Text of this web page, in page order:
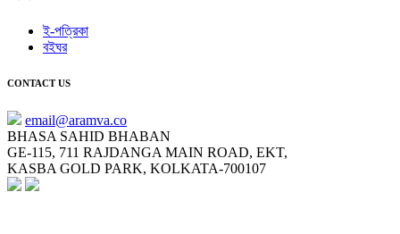
ই-পত্রিকা
বইঘর
CONTACT US
email@aramva.co
BHASA SAHID BHABAN
GE-115, 711 RAJDANGA MAIN ROAD, EKT,
KASBA GOLD PARK, KOLKATA-700107